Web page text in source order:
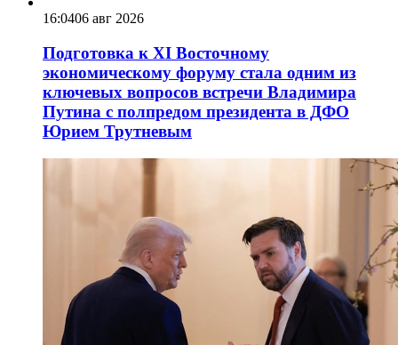
16:0406 авг 2026
Подготовка к XI Восточному
экономическому форуму стала одним из
ключевых вопросов встречи Владимира
Путина с полпредом президента в ДФО
Юрием Трутневым